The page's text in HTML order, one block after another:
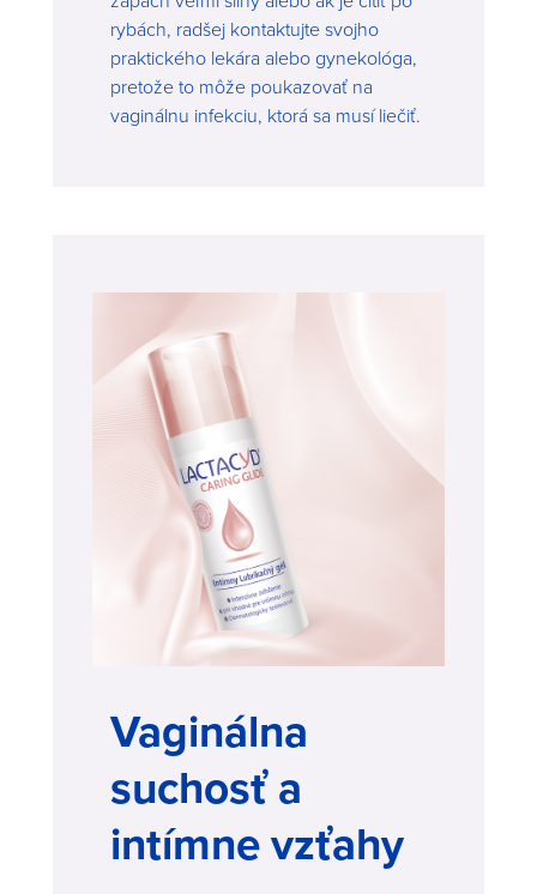
rybách, radšej kontaktujte svojho
praktického lekára alebo gynekológa,
pretože to môže poukazovať na
vaginálnu infekciu, ktorá sa musí liečiť.
Vaginálna
suchosť a
intímne vzťahy